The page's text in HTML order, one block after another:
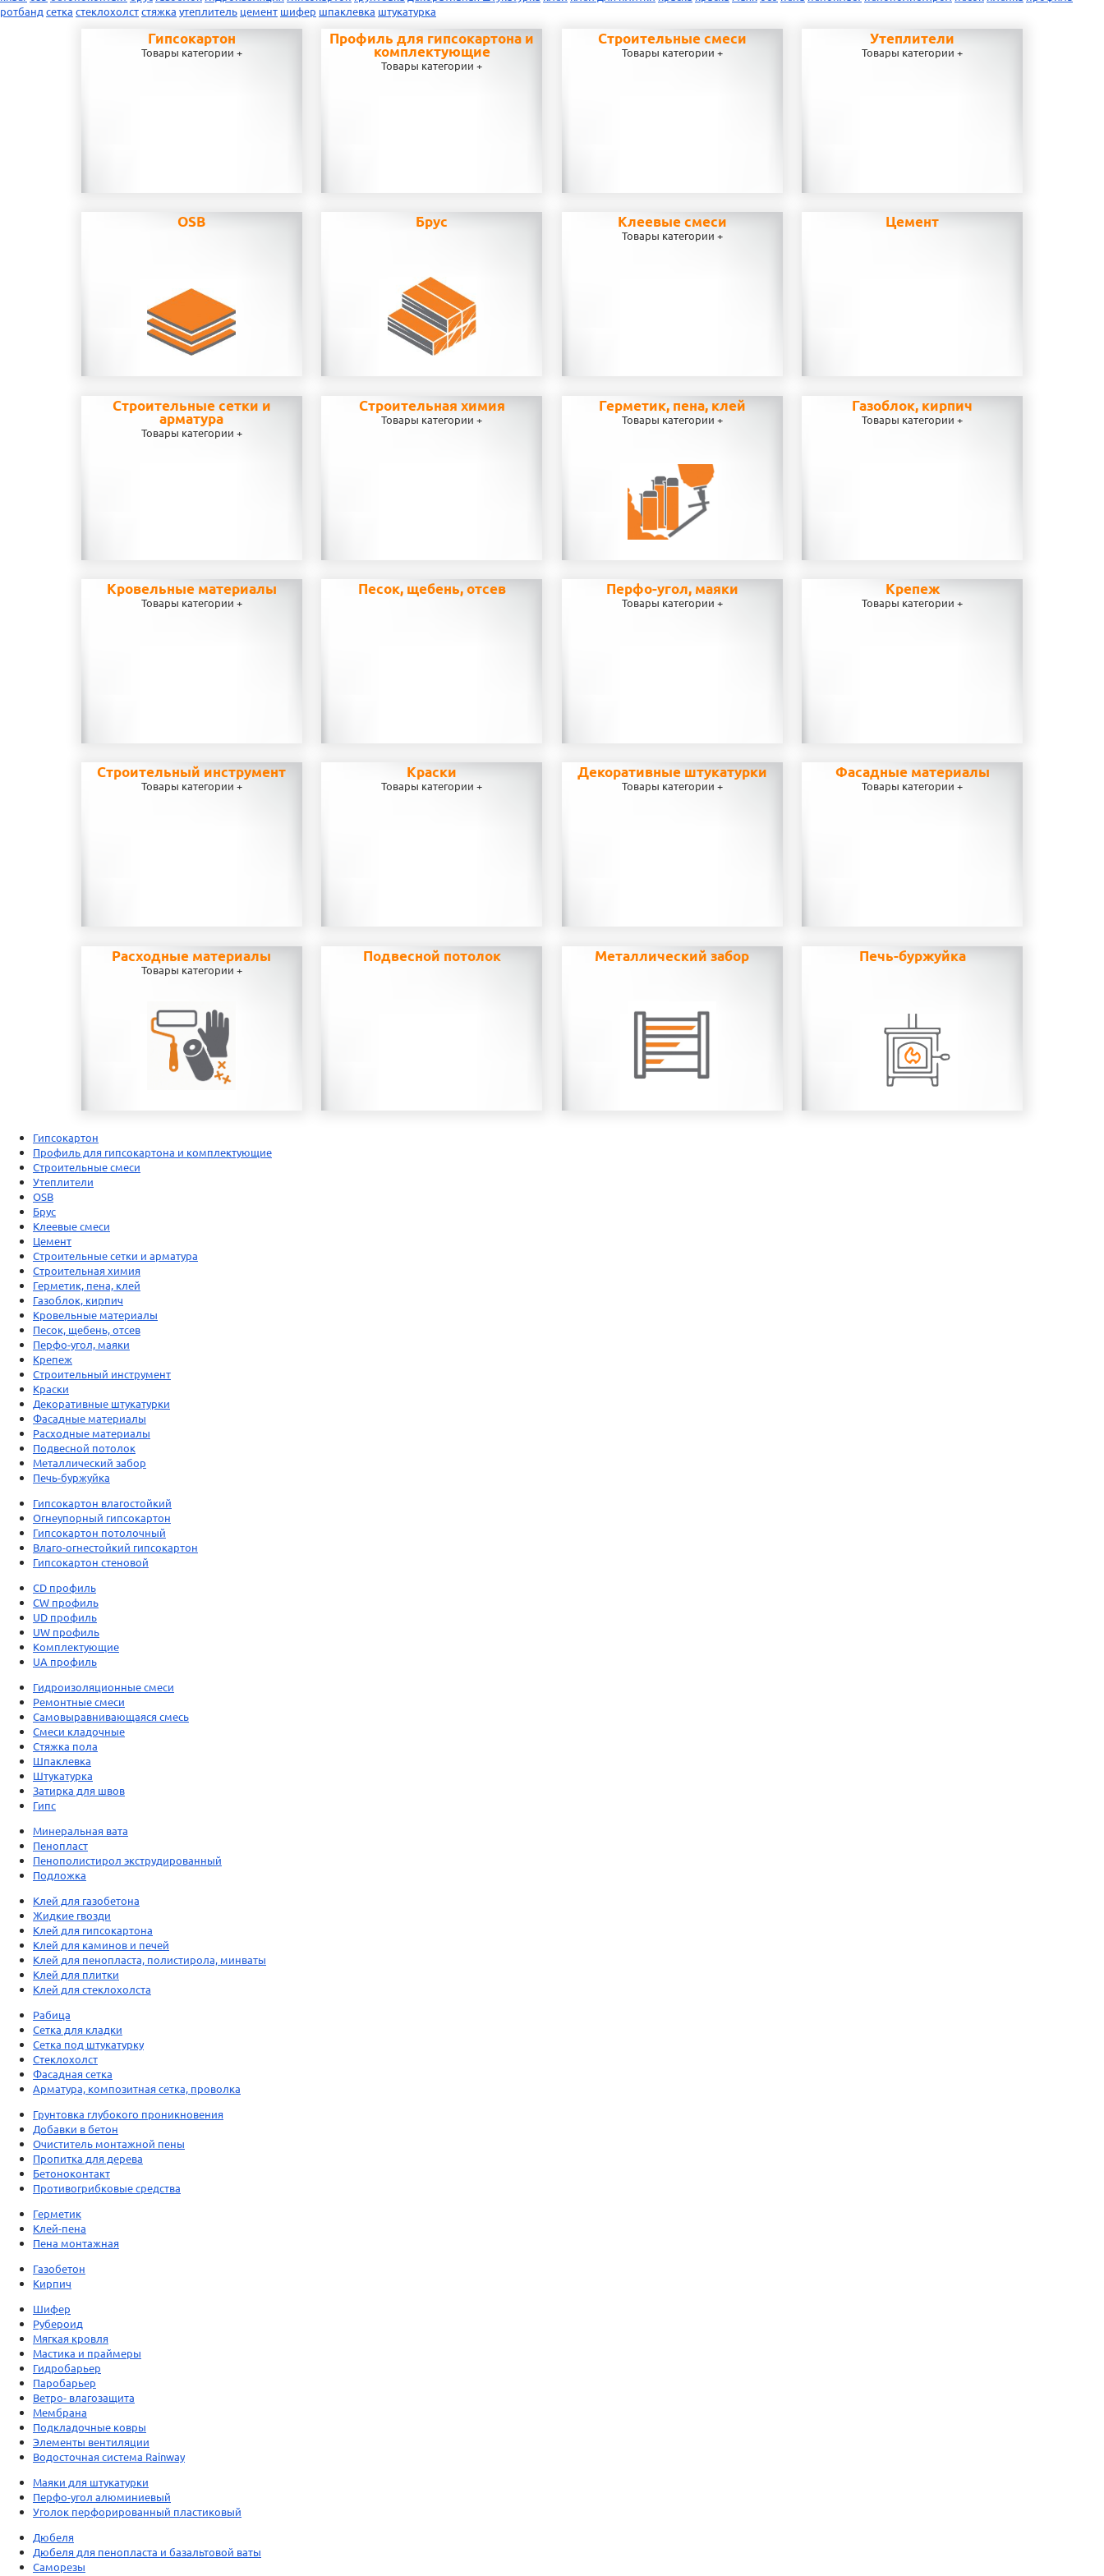
ротбанд сетка стеклохолстстяжка утеплитель цемент шифер шпаклевка штукатурка
Гипсокартон
Товары категории +
Профиль для гипсокартона и
комплектующие
Товары категории +
Строительные смеси
Товары категории +
Утеплители
Товары категории +
OSB Брус Клеевые смеси
Товары категории +
Цемент
Строительные сетки и
арматура
Товары категории +
Строительная химия
Товары категории +
Герметик, пена, клей
Товары категории +
Газоблок, кирпич
Товары категории +
Кровельные материалы
Товары категории +
Песок, щебень, отсев Перфо-угол, маяки
Товары категории +
Крепеж
Товары категории +
Строительный инструмент
Товары категории +
Краски
Товары категории +
Декоративные штукатурки
Товары категории +
Фасадные материалы
Товары категории +
Расходные материалы
Товары категории +
Подвесной потолок Металлический забор Печь-буржуйка
Гипсокартон
Профиль для гипсокартона и комплектующие
Строительные смеси
Утеплители
OSB
Брус
Клеевые смеси
Цемент
Строительные сетки и арматура
Строительная химия
Герметик, пена, клей
Газоблок, кирпич
Кровельные материалы
Песок, щебень, отсев
Перфо-угол, маяки
Крепеж
Строительный инструмент
Краски
Декоративные штукатурки
Фасадные материалы
Расходные материалы
Подвесной потолок
Металлический забор
Печь-буржуйка
Гипсокартон влагостойкий
Огнеупорный гипсокартон
Гипсокартон потолочный
Влаго-огнестойкий гипсокартон
Гипсокартон стеновой
CD профиль
CW профиль
UD профиль
UW профиль
Комплектующие
UA профиль
Гидроизоляционные смеси
Ремонтные смеси
Самовыравнивающаяся смесь
Смеси кладочные
Стяжка пола
Шпаклевка
Штукатурка
Затирка для швов
Гипс
Минеральная вата
Пенопласт
Пенополистирол экструдированный
Подложка
Клей для газобетона
Жидкие гвозди
Клей для гипсокартона
Клей для каминов и печей
Клей для пенопласта, полистирола, минваты
Клей для плитки
Клей для стеклохолста
Рабица
Сетка для кладки
Сетка под штукатурку
Стеклохолст
Фасадная сетка
Арматура, композитная сетка, проволка
Грунтовка глубокого проникновения
Добавки в бетон
Очиститель монтажной пены
Пропитка для дерева
Бетоноконтакт
Противогрибковые средства
Герметик
Клей-пена
Пена монтажная
Газобетон
Кирпич
Шифер
Рубероид
Мягкая кровля
Мастика и праймеры
Гидробарьер
Паробарьер
Ветро- влагозащита
Мембрана
Подкладочные ковры
Элементы вентиляции
Водосточная система Rainway
Маяки для штукатурки
Перфо-угол алюминиевый
Уголок перфорированный пластиковый
Дюбеля
Дюбеля для пенопласта и базальтовой ваты
Саморезы